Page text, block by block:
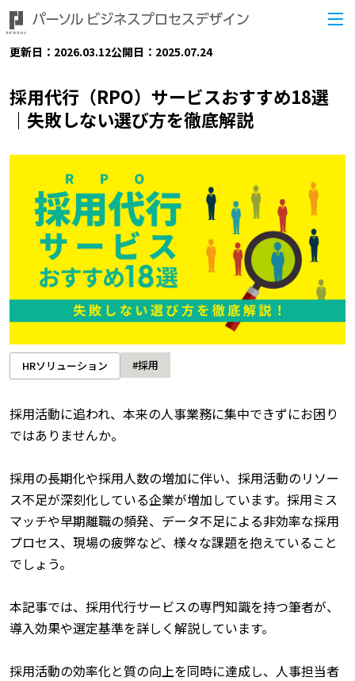
更新日：2026.03.12公開日：2025.07.24
採用代行（RPO）サービスおすすめ18選
｜失敗しない選び方を徹底解説
HRソリューション #採用
採用活動に追われ、本来の人事業務に集中できずにお困り
ではありませんか。
採用の長期化や採用人数の増加に伴い、採用活動のリソー
ス不足が深刻化している企業が増加しています。採用ミス
マッチや早期離職の頻発、データ不足による非効率な採用
プロセス、現場の疲弊など、様々な課題を抱えていること
でしょう。
本記事では、採用代行サービスの専門知識を持つ筆者が、
導入効果や選定基準を詳しく解説しています。
採用活動の効率化と質の向上を同時に達成し、人事担当者